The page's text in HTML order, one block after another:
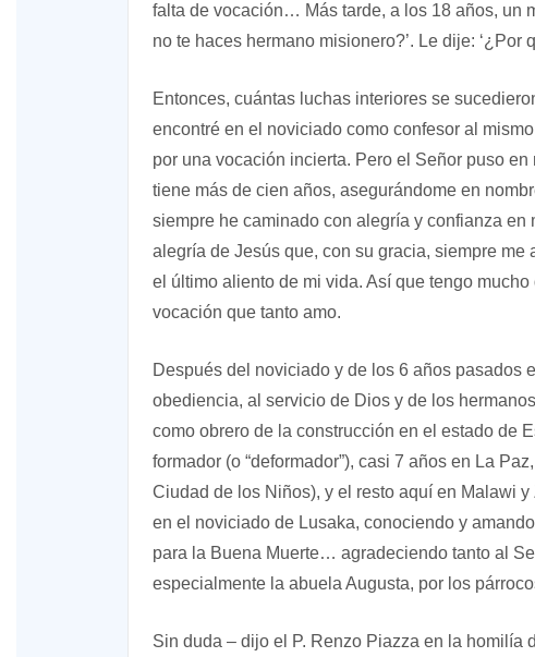
falta de vocación… Más tarde, a los 18 años, un
no te haces hermano misionero?’. Le dije: ‘¿Por
Entonces, cuántas luchas interiores se
encontré en el noviciado como confesor al
por una vocación incierta. Pero el Señor puso
tiene más de cien años, asegurándome en
siempre he caminado con alegría y confianza
alegría de Jesús que, con su gracia, siempre
el último aliento de mi vida. Así que tengo
vocación que tanto amo.
Después del noviciado y de los 6 años pasados
obediencia, al servicio de Dios y de los
como obrero de la construcción en el estado de
formador (o “deformador”), casi 7 años en La
Ciudad de los Niños), y el resto aquí en Malawi
en el noviciado de Lusaka, conociendo y
para la Buena Muerte… agradeciendo tanto al
especialmente la abuela Augusta, por los
Sin duda – dijo el P. Renzo Piazza en la homilía